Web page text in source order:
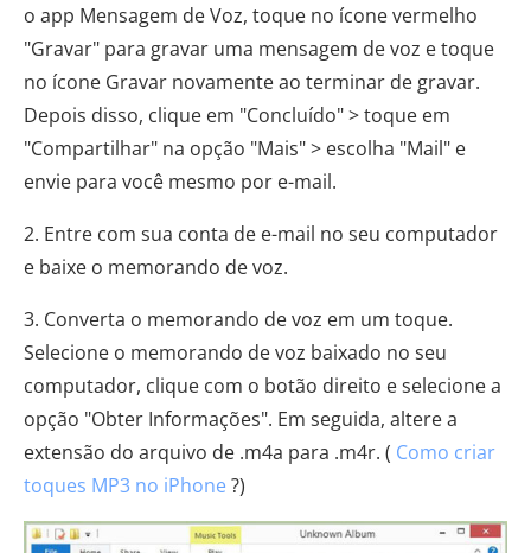
o app Mensagem de Voz, toque no ícone vermelho
"Gravar" para gravar uma mensagem de voz e toque
no ícone Gravar novamente ao terminar de gravar.
Depois disso, clique em "Concluído" > toque em
"Compartilhar" na opção "Mais" > escolha "Mail" e
envie para você mesmo por e-mail.
2. Entre com sua conta de e-mail no seu computador
e baixe o memorando de voz.
3. Converta o memorando de voz em um toque.
Selecione o memorando de voz baixado no seu
computador, clique com o botão direito e selecione a
opção "Obter Informações". Em seguida, altere a
extensão do arquivo de .m4a para .m4r. ( Como criar
toques MP3 no iPhone ?)